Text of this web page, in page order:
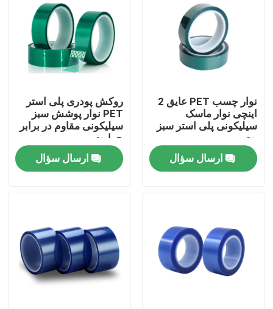
درباره ما
تور کارخانه
کنترل کیفیت
با ما تماس بگیرید
نوار چسب BOPP
نوار چسب کاغذ کرافت
نوار چسب PET عایق 2
اینچی نوار ماسک
سیلیکونی پلی استر سبز
پت
ارسال سؤال
روکش پودری پلی استر
PET نوار پوشش سبز
سیلیکونی مقاوم در برابر
حرارت
ارسال سؤال